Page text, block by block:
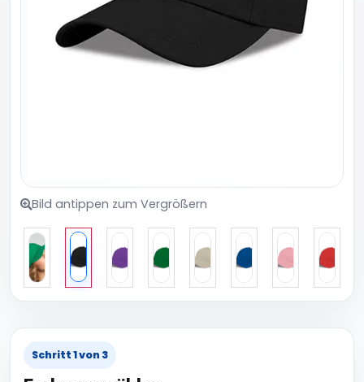
Bild antippen zum Vergrößern
Schritt 1 von 3